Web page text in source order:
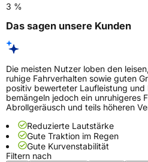
3 %
Das sagen unsere Kunden
Die meisten Nutzer loben den
ruhige Fahrverhalten sowie guten
positiv bewerteter Laufleistung und
bemängeln jedoch ein unruhigeres
Abrollgeräusch und teils höheren
Reduzierte Lautstärke
Gute Traktion im Regen
Gute Kurvenstabilität
Filtern nach